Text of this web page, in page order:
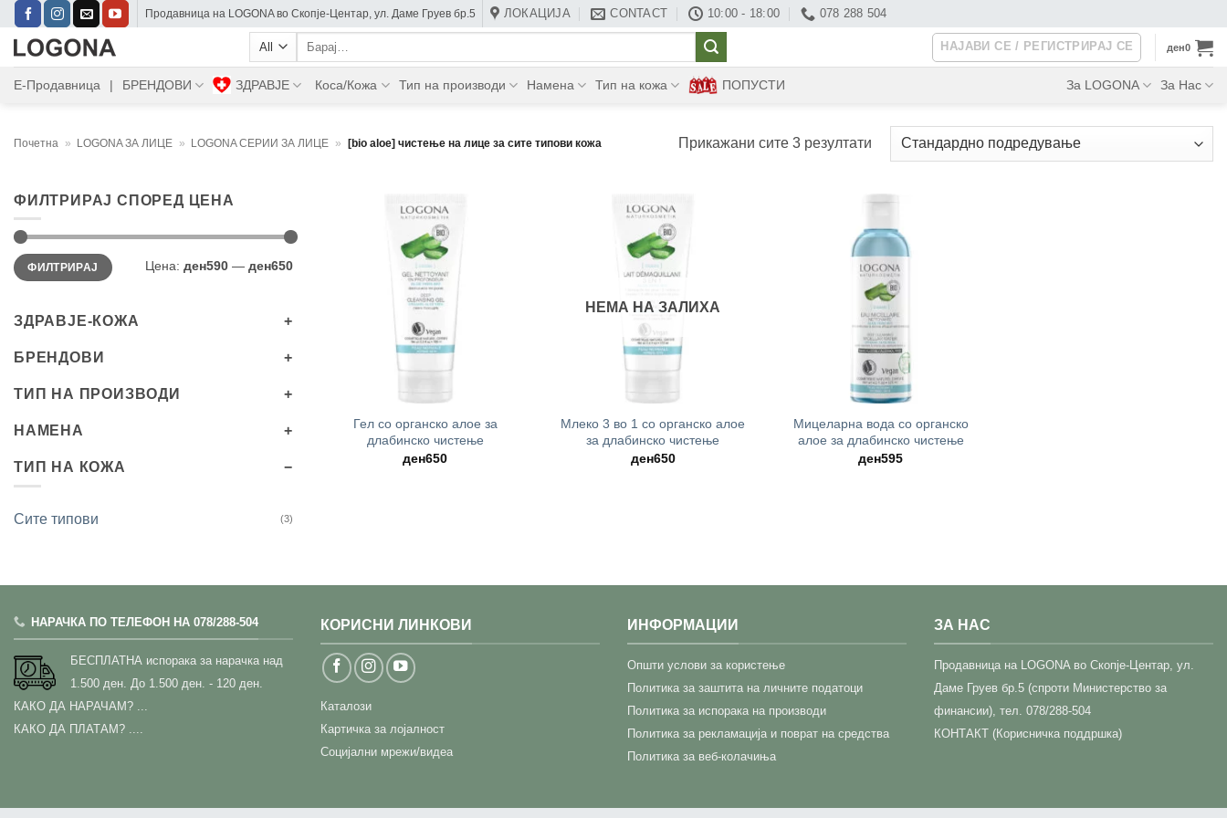
Skip
content
Прoдавница на LOGONA во Скопје-Центар, ул. Даме Груев бр.5 ЛОКАЦИЈА CONTACT 10:00 - 18:00 078 288 504
Барај:
НАЈАВИ СЕ / РЕГИСТРИРАЈ СЕ ден0
Е-Продавница | БРЕНДОВИ ЗДРАВЈЕ Коса/Кожа Тип на производи Намена Тип на кожа ПОПУСТИ За LOGONA За Нас
Почетна » LOGONA ЗА ЛИЦЕ » LOGONA СЕРИИ ЗА ЛИЦЕ » [bio aloe] чистење на лице за сите типови кожа Прикажани сите 3 резултати
ФИЛТРИРАЈ СПОРЕД ЦЕНА
Мин.
цена
Максимална
ценаФИЛТРИРАЈ Цена: ден590 — ден650
ЗДРАВЈЕ-КОЖА
БРЕНДОВИ
ТИП НА ПРОИЗВОДИ
НАМЕНА
ТИП НА КОЖА
Сите типови (3)
Гел со органско алое за
длабинско чистење
ден650
НЕМА НА ЗАЛИХА
Млеко 3 во 1 со органско алое
за длабинско чистење
ден650
Мицеларна вода со органско
алое за длабинско чистење
ден595
НАРАЧКА ПО ТЕЛЕФОН НА 078/288-504
БЕСПЛАТНА испорака за нарачка над
1.500 ден. До 1.500 ден. - 120 ден.
КАКО ДА НАРАЧАМ? ...
КАКО ДА ПЛАТАМ? ....
КОРИСНИ ЛИНКОВИ
Каталози
Картичка за лојалност
Социјални мрежи/видеа
ИНФОРМАЦИИ
Општи услови за користење
Политика за заштита на личните податоци
Политика за испорака на производи
Политика за рекламација и поврат на средства
Политика за веб-колачиња
ЗА НАС
Прoдавница на LOGONA во Скопје-Центар, ул.
Даме Груев бр.5 (спроти Министерство за
финансии), тел. 078/288-504
КОНТАКТ (Корисничка поддршка)